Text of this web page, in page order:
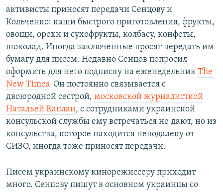
активисты приносят передачи Сенцову и
Кольченко: каши быстрого приготовления, фрукты,
овощи, орехи и сухофрукты, колбасу, конфеты,
шоколад. Иногда заключенные просят передать им
бумагу для писем. Недавно Сенцов попросил
оформить для него подписку на еженедельник The
New Times. Он постоянно связывается с
двоюродной сестрой, московской журналисткой
Натальей Каплан, с сотрудниками украинской
консульской службы ему встречаться не дают, но из
консульства, которое находится неподалеку от
СИЗО, иногда тоже приносят передачи.
Писем украинскому кинорежиссеру приходит
много. Сенцову пишут в основном украинцы со